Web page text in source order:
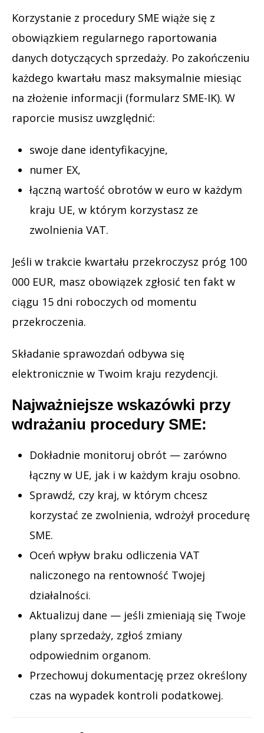
Korzystanie z procedury SME wiąże się z
obowiązkiem regularnego raportowania
danych dotyczących sprzedaży. Po zakończeniu
każdego kwartału masz maksymalnie miesiąc
na złożenie informacji (formularz SME-IK). W
raporcie musisz uwzględnić:
swoje dane identyfikacyjne,
numer EX,
łączną wartość obrotów w euro w każdym
kraju UE, w którym korzystasz ze
zwolnienia VAT.
Jeśli w trakcie kwartału przekroczysz próg 100
000 EUR, masz obowiązek zgłosić ten fakt w
ciągu 15 dni roboczych od momentu
przekroczenia.
Składanie sprawozdań odbywa się
elektronicznie w Twoim kraju rezydencji.
Najważniejsze wskazówki przy
wdrażaniu procedury SME:
Dokładnie monitoruj obrót — zarówno
łączny w UE, jak i w każdym kraju osobno.
Sprawdź, czy kraj, w którym chcesz
korzystać ze zwolnienia, wdrożył procedurę
SME.
Oceń wpływ braku odliczenia VAT
naliczonego na rentowność Twojej
działalności.
Aktualizuj dane — jeśli zmieniają się Twoje
plany sprzedaży, zgłoś zmiany
odpowiednim organom.
Przechowuj dokumentację przez określony
czas na wypadek kontroli podatkowej.